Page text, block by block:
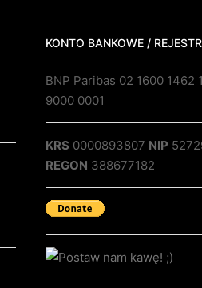
KONTO BANKOWE /
BNP Paribas 02 1600 1462
9000 0001
KRS 0000893807 NIP
REGON 388677182